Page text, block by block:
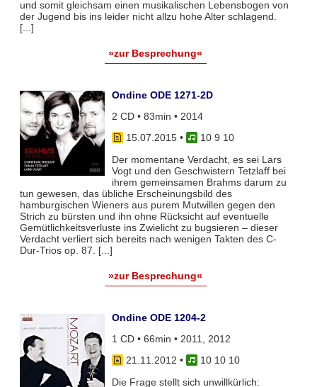
und somit gleichsam einen musikalischen Lebensbogen von
der Jugend bis ins leider nicht allzu hohe Alter schlagend.
[...]
»zur Besprechung«
Ondine ODE 1271-2D
2 CD • 83min • 2014
15.07.2015•
10 9 10
Der momentane Verdacht, es sei Lars
Vogt und den Geschwistern Tetzlaff bei
ihrem gemeinsamen Brahms darum zu
tun gewesen, das übliche Erscheinungsbild des
hamburgischen Wieners aus purem Mutwillen gegen den
Strich zu bürsten und ihn ohne Rücksicht auf eventuelle
Gemütlichkeitsverluste ins Zwielicht zu bugsieren – dieser
Verdacht verliert sich bereits nach wenigen Takten des C-
Dur-Trios op. 87. [...]
»zur Besprechung«
Ondine ODE 1204-2
1 CD • 66min • 2011, 2012
21.11.2012 •
10 10 10
Die Frage stellt sich unwillkürlich: